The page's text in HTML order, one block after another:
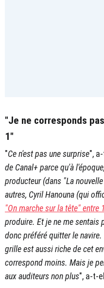
"Je ne corresponds
1"
"Ce n'est pas une surprise",
de Canal+ parce qu'à
producteur (dans "La
autres, Cyril Hanouna (qui
"On marche sur la tête" entre
produire. Et je ne me sentais
donc préféré quitter le navire.
grille est aussi riche de cet
correspond moins. Mais je
aux auditeurs non plus", a-t-